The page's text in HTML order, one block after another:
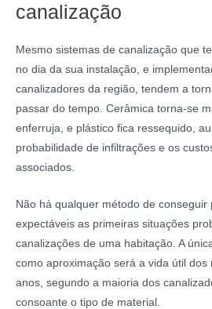
canalização
Mesmo sistemas de canalização que
no dia da sua instalação, e
canalizadores da região, tendem a
passar do tempo. Cerâmica torna-se
enferruja, e plástico fica ressequido,
probabilidade de infiltrações e os
associados.
Não há qualquer método de
expectáveis as primeiras situações
canalizações de uma habitação. A
como aproximação será a vida útil dos
anos, segundo a maioria dos
consoante o tipo de material.